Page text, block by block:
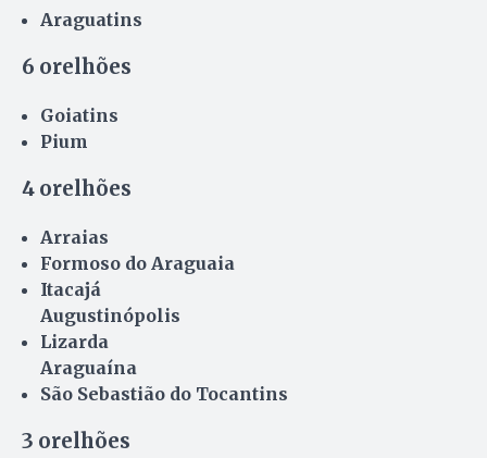
Araguatins
6 orelhões
Goiatins
Pium
4 orelhões
Arraias
Formoso do Araguaia
Itacajá
Augustinópolis
Lizarda
Araguaína
São Sebastião do Tocantins
3 orelhões